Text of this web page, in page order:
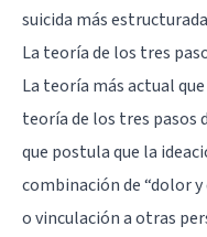
suicida más
La teoría de los tres
La teoría más actual
teoría de los tres pasos
que postula que la
combinación de “dolor
o vinculación a otras